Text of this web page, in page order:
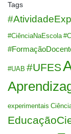
Tags
#CiênciaNaEscola
#UAB #UFES
experimentais